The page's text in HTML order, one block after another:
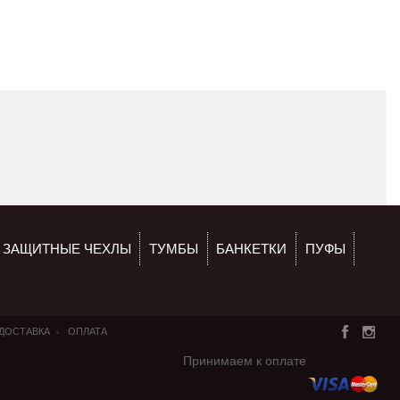
ЗАЩИТНЫЕ ЧЕХЛЫ ТУМБЫ БАНКЕТКИ ПУФЫ
ОПЛАТА
Принимаем к оплате